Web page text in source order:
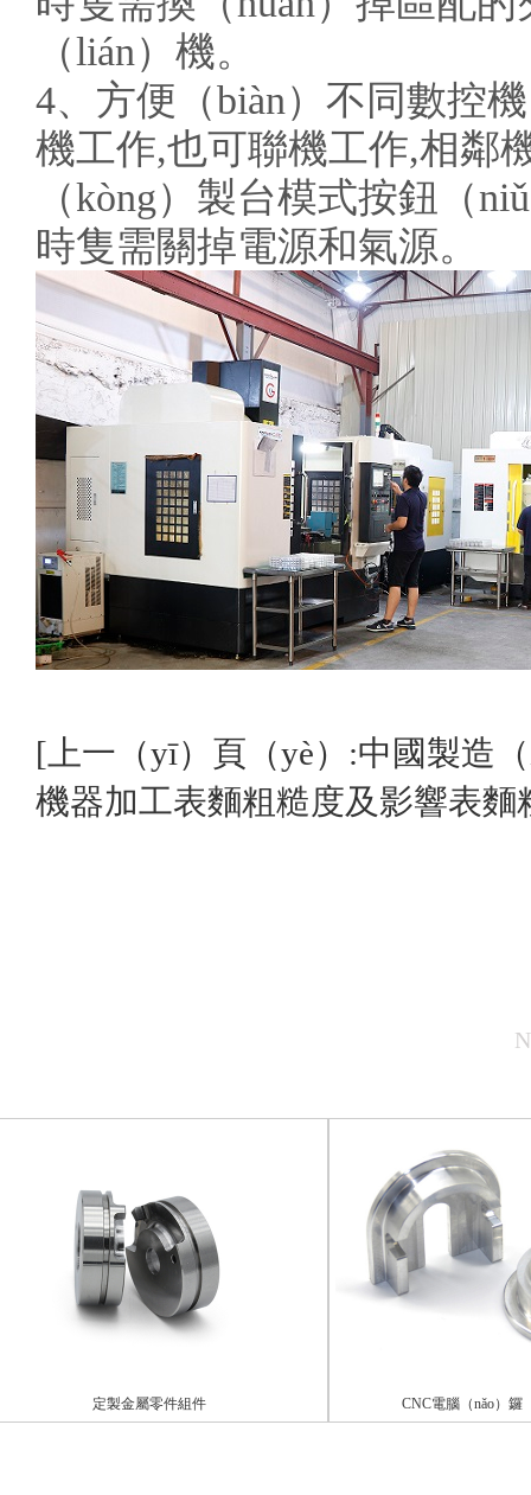
（lián）機。
4、方便（biàn）不同數控
機工作,也可聯機工作,相鄰
（kòng）製台模式按鈕（
時隻需關掉電源和氣源。
[上一（yī）頁（yè）:中國製造
機器加工表麵粗糙度及影響表麵
定製金屬零件組件 CNC電腦（nǎo）鑼（luó）加